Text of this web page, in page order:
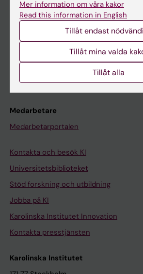
Canvas
Kurs- och programwebbar
Student på KI
Medarbetare
Medarbetarportalen
Kontakta och besök KI
Universitetsbiblioteket
Stöd forskning och utbildning
Jobba på KI
Karolinska Institutet Innovation
Kontakta presstjänsten
Karolinska Institutet
Mer information om våra kakor
Read this information in English
Tillåt endast
Tillåt mina valda
Tillåt alla